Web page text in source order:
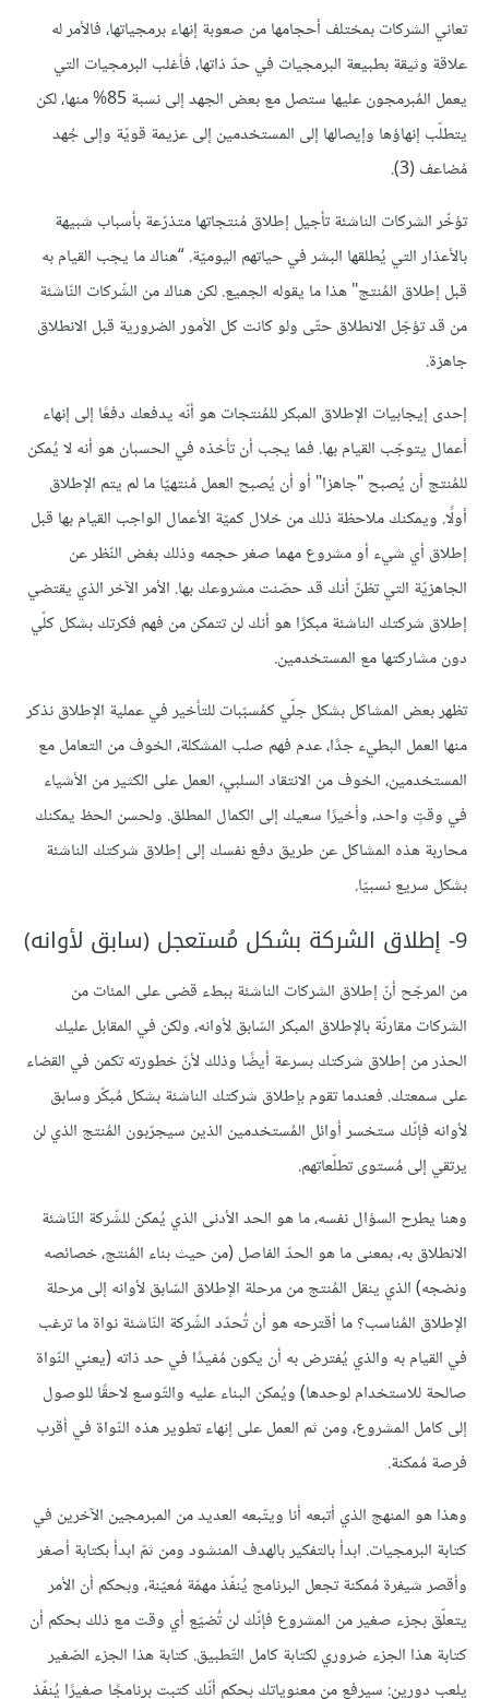
تعاني الشركات بمختلف أحجامها من صعوبة إنهاء برمجياتها، فالأمر له
علاقة وثيقة بطبيعة البرمجيات في حدّ ذاتها، فأغلب البرمجيات التي
يعمل المُبرمجون عليها ستصل مع بعض الجهد إلى نسبة 85% منها، لكن
يتطلّب إنهاؤها وإيصالها إلى المستخدمين إلى عزيمة قويّة وإلى جُهد
مُضاعف (3).
تؤخّر الشركات الناشئة تأجيل إطلاق مُنتجاتها متذرّعة بأسباب شبيهة
بالأعذار التي يُطلقها البشر في حياتهم اليوميّة. “هناك ما يجب القيام به
قبل إطلاق المُنتج" هذا ما يقوله الجميع. لكن هناك من الشّركات النّاشئة
من قد تؤجّل الانطلاق حتّى ولو كانت كل الأمور الضرورية قبل الانطلاق
جاهزة.
إحدى إيجابيات الإطلاق المبكر للمُنتجات هو أنّه يدفعك دفعًا إلى إنهاء
أعمال يتوجّب القيام بها. فما يجب أن تأخذه في الحسبان هو أنه لا يُمكن
للمُنتج أن يُصبح "جاهزا" أو أن يُصبح العمل مُنتهيّا ما لم يتم الإطلاق
أولًا. ويمكنك ملاحظة ذلك من خلال كميّة الأعمال الواجب القيام بها قبل
إطلاق أي شيء أو مشروع مهما صغر حجمه وذلك بغض النّظر عن
الجاهزيّة التي تظنّ أنك قد حصّنت مشروعك بها. الأمر الآخر الذي يقتضي
إطلاق شركتك الناشئة مبكرًا هو أنك لن تتمكن من فهم فكرتك بشكل كلّي
دون مشاركتها مع المستخدمين.
تظهر بعض المشاكل بشكل جلّي كمُسبّبات للتأخير في عملية الإطلاق نذكر
منها العمل البطيء جدًا، عدم فهم صلب المشكلة، الخوف من التعامل مع
المستخدمين، الخوف من الانتقاد السلبي، العمل على الكثير من الأشياء
في وقتٍ واحد، وأخيرًا سعيك إلى الكمال المطلق. ولحسن الحظ يمكنك
محاربة هذه المشاكل عن طريق دفع نفسك إلى إطلاق شركتك الناشئة
بشكل سريع نسبيّا.
9- إطلاق الشركة بشكل مُستعجل (سابق لأوانه)
من المرجّح أنّ إطلاق الشركات الناشئة ببطء قضى على المئات من
الشركات مقارنّة بالإطلاق المبكر السّابق لأوانه، ولكن في المقابل عليك
الحذر من إطلاق شركتك بسرعة أيضًا وذلك لأنّ خطورته تكمن في القضاء
على سمعتك. فعندما تقوم بإطلاق شركتك الناشئة بشكل مُبكّر وسابق
لأوانه فإنّك ستخسر أوائل المُستخدمين الذين سيجرّبون المُنتج الذي لن
يرتقي إلى مُستوى تطلّعاتهم.
وهنا يطرح السؤال نفسه، ما هو الحد الأدنى الذي يُمكن للشّركة النّاشئة
الانطلاق به، بمعنى ما هو الحدّ الفاصل (من حيث بناء المُنتج، خصائصه
ونضجه) الذي ينقل المُنتج من مرحلة الإطلاق السّابق لأوانه إلى مرحلة
الإطلاق المُناسب؟ ما أقترحه هو أن تُحدّد الشّركة النّاشئة نواة ما ترغب
في القيام به والذي يُفترض به أن يكون مُفيدًا في حد ذاته (يعني النّواة
صالحة للاستخدام لوحدها) ويُمكن البناء عليه والتّوسع لاحقًا للوصول
إلى كامل المشروع، ومن ثم العمل على إنهاء تطوير هذه النّواة في أقرب
فرصة مُمكنة.
وهذا هو المنهج الذي أتبعه أنا ويتّبعه العديد من المبرمجين الآخرين في
كتابة البرمجيات. ابدأ بالتفكير بالهدف المنشود ومن ثمّ ابدأ بكتابة أصغر
وأقصر شيفرة مُمكنة تجعل البرنامج يُنفّذ مهمّة مُعيّنة، وبحكم أن الأمر
يتعلّق بجزء صغير من المشروع فإنّك لن تُضيّع أي وقت مع ذلك بحكم أن
كتابة هذا الجزء ضروري لكتابة كامل التّطبيق. كتابة هذا الجزء الصّغير
يلعب دورين: سيرفع من معنوياتك بحكم أنّك كتبت برنامجًا صغيرًا يُنفّذ